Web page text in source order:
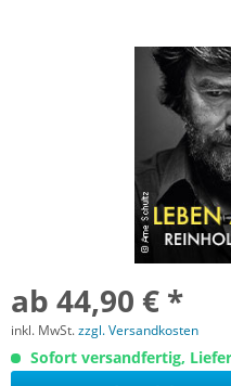
ab 44,90 € *
inkl. MwSt.zzgl. Versandkosten
Sofort versandfertig,